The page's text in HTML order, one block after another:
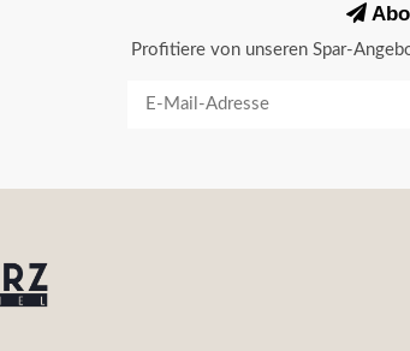
Profitiere von unseren Spar-